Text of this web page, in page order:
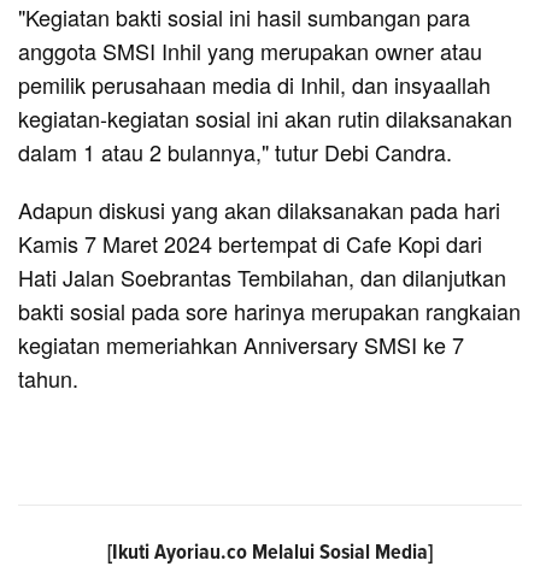
"Kegiatan bakti sosial ini hasil sumbangan para
anggota SMSI Inhil yang merupakan owner atau
pemilik perusahaan media di Inhil, dan insyaallah
kegiatan-kegiatan sosial ini akan rutin dilaksanakan
dalam 1 atau 2 bulannya," tutur Debi Candra.
Adapun diskusi yang akan dilaksanakan pada hari
Kamis 7 Maret 2024 bertempat di Cafe Kopi dari
Hati Jalan Soebrantas Tembilahan, dan dilanjutkan
bakti sosial pada sore harinya merupakan rangkaian
kegiatan memeriahkan Anniversary SMSI ke 7
tahun.
[Ikuti Ayoriau.co Melalui Sosial Media]